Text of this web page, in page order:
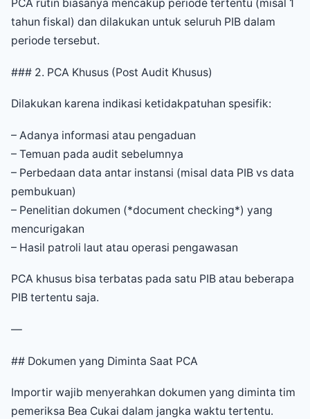
PCA rutin biasanya mencakup periode tertentu (misal 1
tahun fiskal) dan dilakukan untuk seluruh PIB dalam
periode tersebut.
### 2. PCA Khusus (Post Audit Khusus)
Dilakukan karena indikasi ketidakpatuhan spesifik:
– Adanya informasi atau pengaduan
– Temuan pada audit sebelumnya
– Perbedaan data antar instansi (misal data PIB vs data
pembukuan)
– Penelitian dokumen (*document checking*) yang
mencurigakan
– Hasil patroli laut atau operasi pengawasan
PCA khusus bisa terbatas pada satu PIB atau beberapa
PIB tertentu saja.
—
## Dokumen yang Diminta Saat PCA
Importir wajib menyerahkan dokumen yang diminta tim
pemeriksa Bea Cukai dalam jangka waktu tertentu.